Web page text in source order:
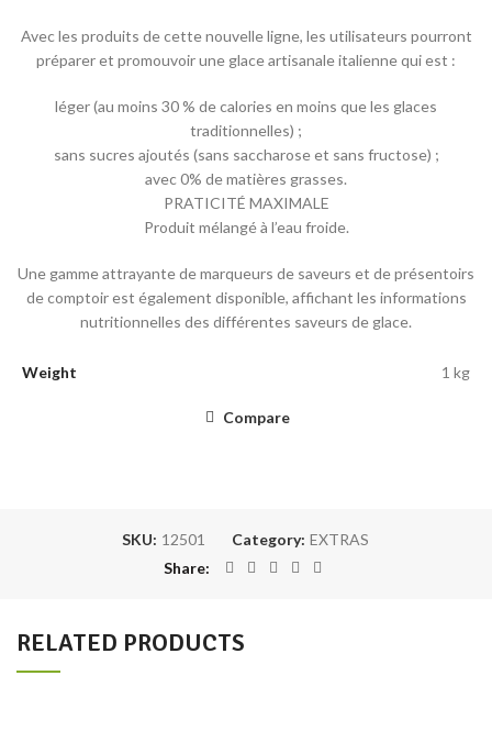
Avec les produits de cette nouvelle ligne, les utilisateurs pourront
préparer et promouvoir une glace artisanale italienne qui est :
léger (au moins 30 % de calories en moins que les glaces
traditionnelles) ;
sans sucres ajoutés (sans saccharose et sans fructose) ;
avec 0% de matières grasses.
PRATICITÉ MAXIMALE
Produit mélangé à l’eau froide.
Une gamme attrayante de marqueurs de saveurs et de présentoirs
de comptoir est également disponible, affichant les informations
nutritionnelles des différentes saveurs de glace.
Weight 1 kg
Compare
SKU: 12501 Category: EXTRAS
Share
RELATED PRODUCTS